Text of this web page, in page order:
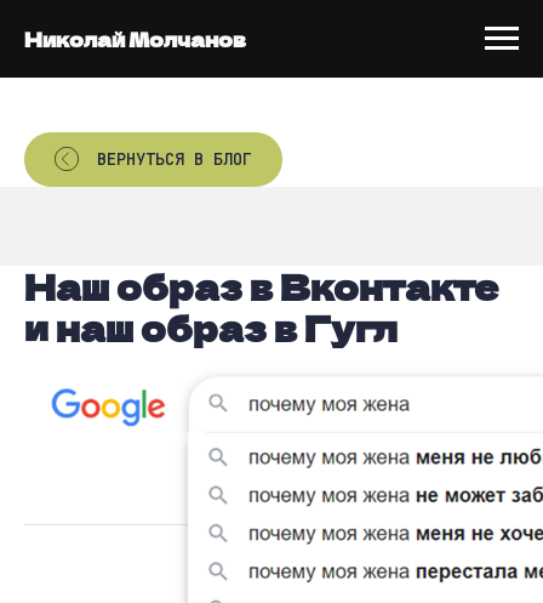
Николай Молчанов
ВЕРНУТЬСЯ В БЛОГ
Наш образ в Вконтакте
и наш образ в Гугл